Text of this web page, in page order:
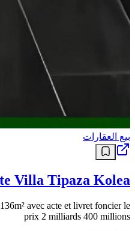
بيع العقارات
Villa Tipaza Kolea
avec acte et livret foncier le
prix 2 milliards 400 millions